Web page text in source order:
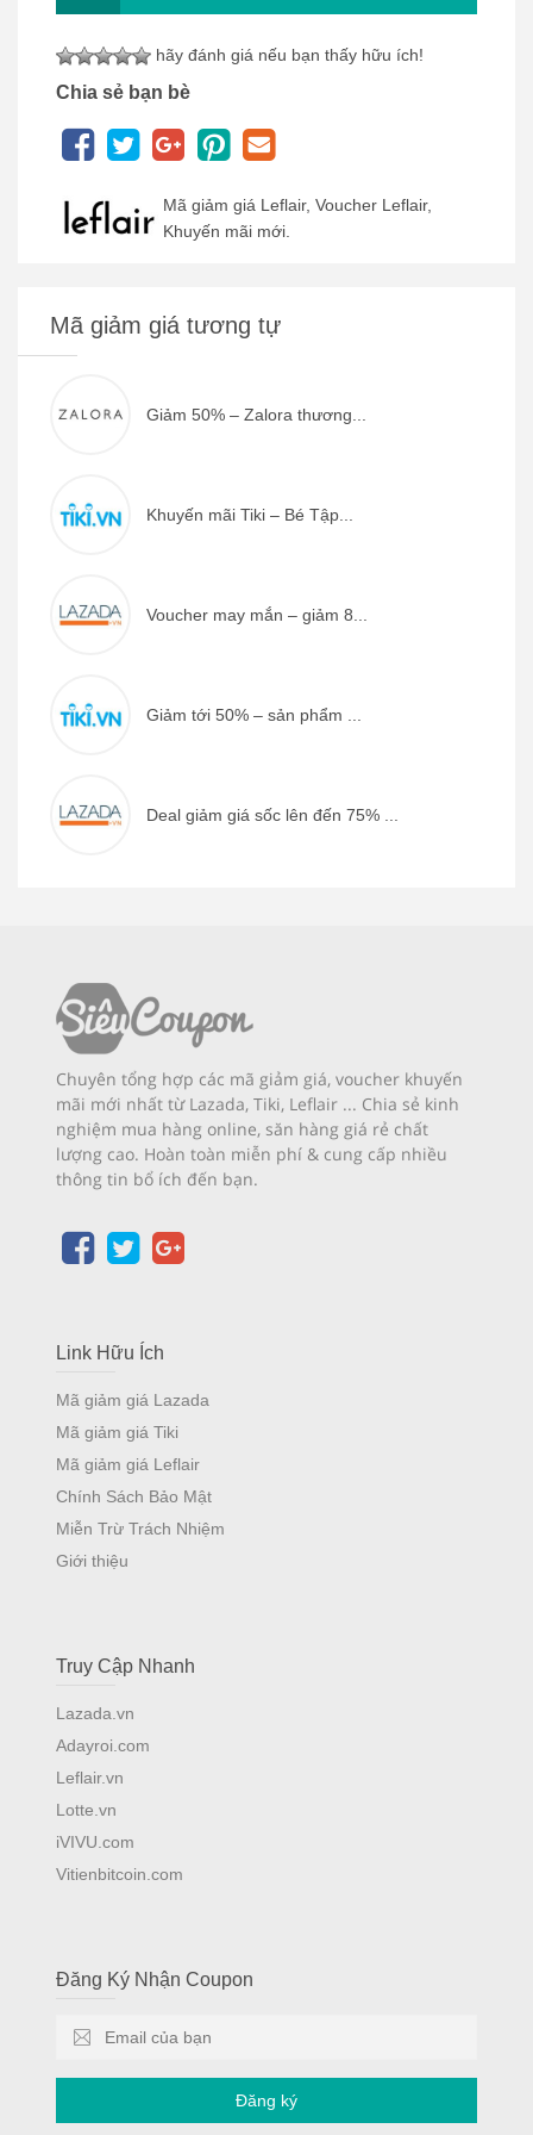
hãy đánh giá nếu bạn thấy hữu ích!
Chia sẻ bạn bè
Mã giảm giá Leflair, Voucher Leflair,
Khuyến mãi mới.
Mã giảm giá tương tự
Giảm 50% – Zalora thương...
Khuyến mãi Tiki – Bé Tập...
Voucher may mắn – giảm 8...
Giảm tới 50% – sản phẩm ...
Deal giảm giá sốc lên đến 75% ...
Chuyên tổng hợp các mã giảm giá, voucher khuyến
mãi mới nhất từ Lazada, Tiki, Leflair ... Chia sẻ kinh
nghiệm mua hàng online, săn hàng giá rẻ chất
lượng cao. Hoàn toàn miễn phí & cung cấp nhiều
thông tin bổ ích đến bạn.
Link Hữu Ích
Mã giảm giá Lazada
Mã giảm giá Tiki
Mã giảm giá Leflair
Chính Sách Bảo Mật
Miễn Trừ Trách Nhiệm
Giới thiệu
Truy Cập Nhanh
Lazada.vn
Adayroi.com
Leflair.vn
Lotte.vn
iVIVU.com
Vitienbitcoin.com
Đăng Ký Nhận Coupon
Đăng ký